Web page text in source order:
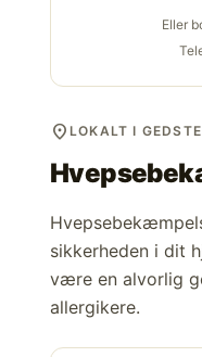
Eller
location_on LOKALT I
sikkerheden i dit
være en alvorlig
allergikere.